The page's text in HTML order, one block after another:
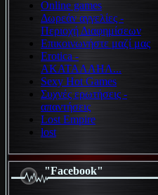
Online games
Δωρεάν αγγελίες -
Περιοχή Διαφημίσεων
Επικοινωνήστε μαζί μας
Erotica -
ΑΚΑΤΑΛΛΗΛ...
Sexy Hot Games
Συχνές ερωτήσεις -
απαντήσεις
Lost Empire
lost
"Facebook"